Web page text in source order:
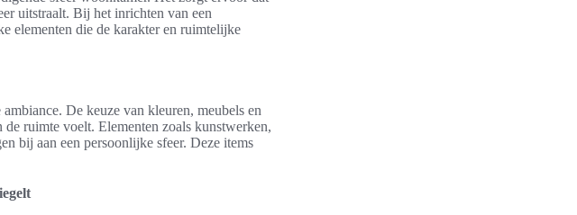
uitstraalt. Bij het inrichten van een
elementen die de karakter en ruimtelijke
De keuze van kleuren, meubels en
ruimte voelt. Elementen zoals kunstwerken,
bij aan een persoonlijke sfeer. Deze items